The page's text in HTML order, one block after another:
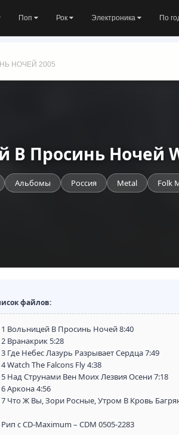
Поп Рок Электроника По
НОЧЕЙ 2005
Просинь Ночей
Альбомы Россия Metal Folk
файлов:
1 Вольницей В Просинь Ночей 8:40
2 Вранакрик 5:28
3 Где Небес Лазурь Разрывает Сердца 7:49
4 Watch The Falcons Fly 4:38
5 Над Струнами Вен Моих Лезвия Осени 7:18
6 Аркона 4:56
7 Что Ж Вы, Зори Росные, Утром В Кровь
Рип с CD-Maximum – CDM 0505-2283